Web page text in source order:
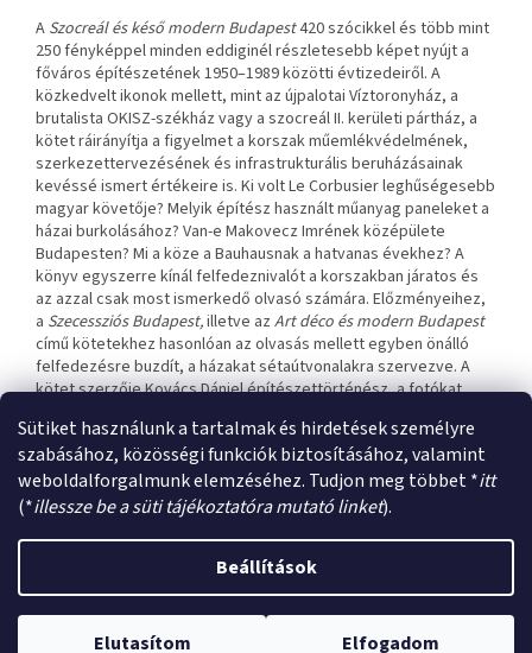
Sütiket használunk a tartalmak és hirdetések személyre
szabásához, közösségi funkciók biztosításához, valamint
weboldalforgalmunk elemzéséhez. Tudjon meg többet *itt
(*illessze be a süti tájékoztatóra mutató linket).
Beállítások
Elutasítom Elfogadom
2026. július 13. és augusztus 23. között szabadság miatt zárva
vagyunk. A webáruházban rendelésre ebben az időszakban is van
A Szocreál és késő modern Budapest420 szócikkel és több mint
250 fényképpel minden eddiginél részletesebb képet nyújt a
főváros építészetének 1950–1989 közötti évtizedeiről. A
közkedvelt ikonok mellett, mint az újpalotai Víztoronyház, a
brutalista OKISZ-székház vagy a szocreál II. kerületi pártház, a
kötet ráirányítja a figyelmet a korszak műemlékvédelmének,
szerkezettervezésének és infrastrukturális beruházásainak
kevéssé ismert értékeire is. Ki volt Le Corbusier leghűségesebb
magyar követője? Melyik építész használt műanyag paneleket a
házai burkolásához? Van-e Makovecz Imrének középülete
Budapesten? Mi a köze a Bauhausnak a hatvanas évekhez? A
könyv egyszerre kínál felfedeznivalót a korszakban járatos és
az azzal csak most ismerkedő olvasó számára. Előzményeihez,
a Szecessziós Budapest,illetve az Art déco és modern Budapest
című kötetekhez hasonlóan az olvasás mellett egyben önálló
felfedezésre buzdít, a házakat sétaútvonalakra szervezve. A
kötet szerzője Kovács Dániel építészettörténész, a fotókat
Copyright 2026archibooks. Minden jog fenntartva.Süti beállítások